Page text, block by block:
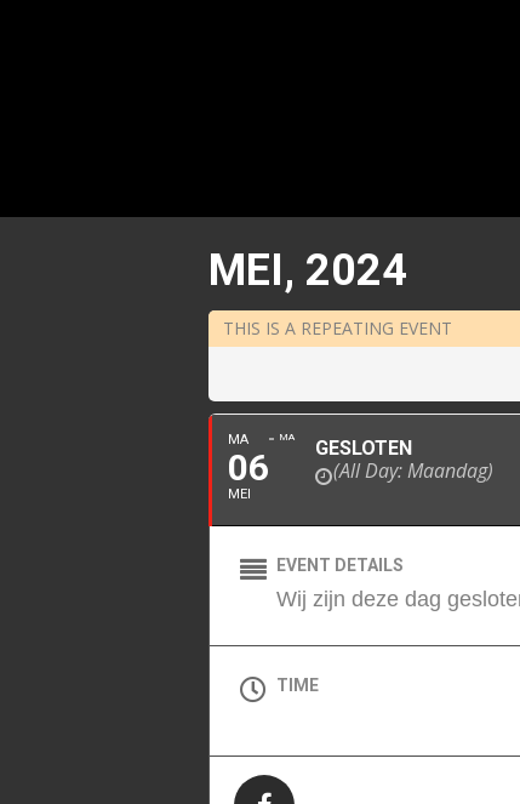
MEI, 2024
THIS IS A REPEATING EVENT
MA
06
MEI
MA GESLOTEN
(All Day: Maandag)
EVENT DETAILS
Wij zijn deze dag
TIME